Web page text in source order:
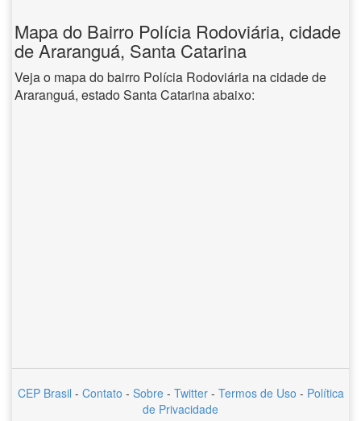
Mapa do Bairro Polícia Rodoviária, cidade
de Araranguá, Santa Catarina
Veja o mapa do bairro Polícia Rodoviária na cidade de
Araranguá, estado Santa Catarina abaixo:
CEP Brasil - Contato - Sobre - Twitter - Termos de Uso - Política
de Privacidade